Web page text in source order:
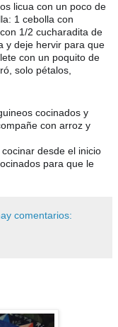
licua con un poco de
1 cebolla con
1/2 cucharadita de
y deje hervir para que
con un poquito de
solo pétalos,
cocinados y
con arroz y
desde el inicio
para que le
comentarios: